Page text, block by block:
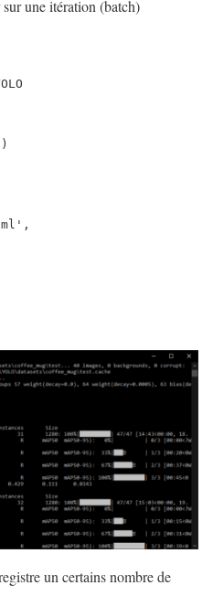
une itération (batch)
un certains nombre de